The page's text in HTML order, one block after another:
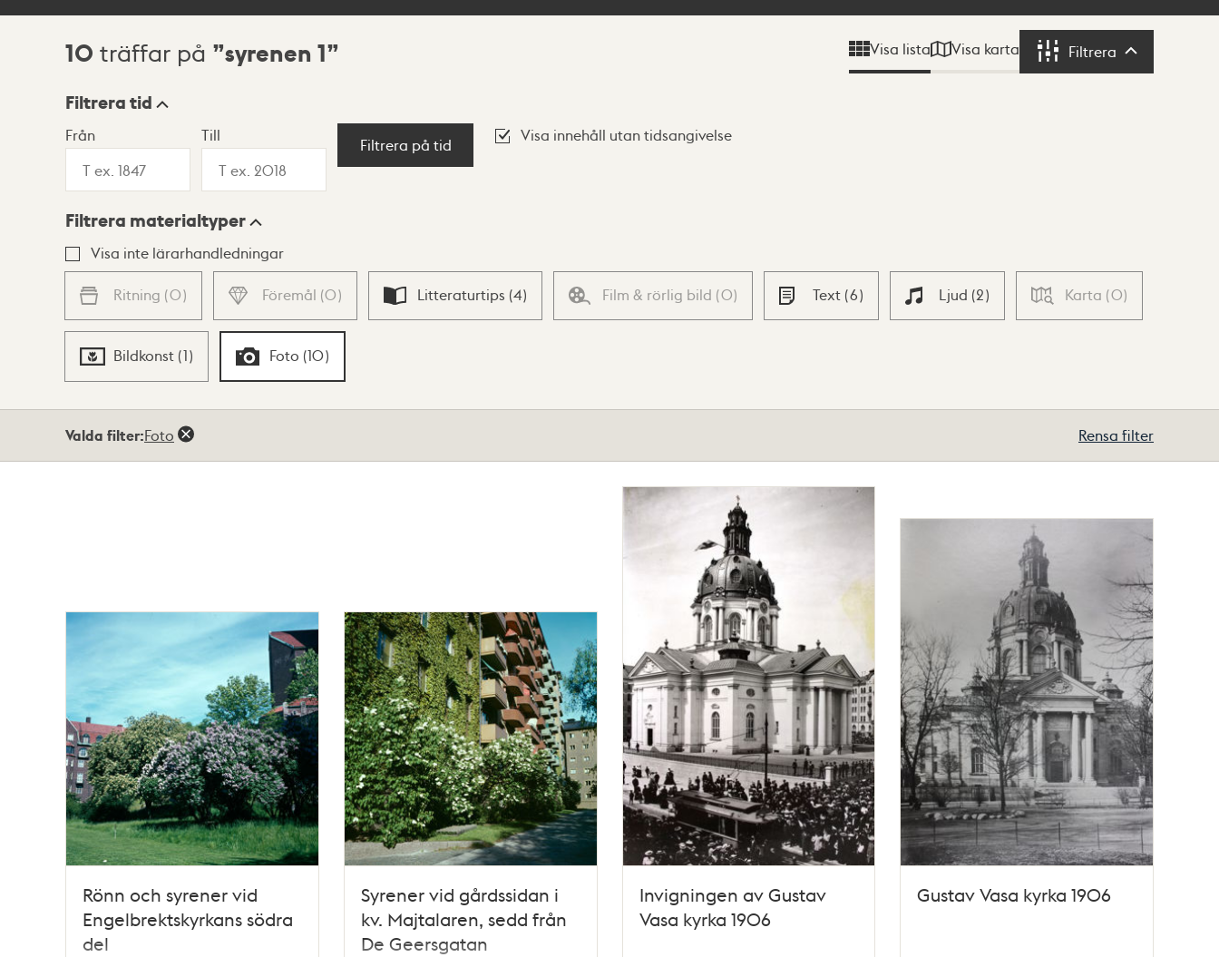
Sökresultat
10 träffar på syrenen 1 Visa lista Visa karta Filtrera Filtrera
Visningsläge
Lista Karta
Filtrera tid
Från Till
Filtrera på tid
Visa innehåll utan tidsangivelse
Filtrera materialtyper
Visa inte lärarhandledningar
Ritning (0) Föremål (0) Litteraturtips (4) Film & rörlig bild (0) Text (6) Ljud (2) Karta (0)
Bildkonst (1) Foto (10)
Valda filter:Foto Rensa filter
Rönn och syrener vid
Engelbrektskyrkans södra
del
Syrener vid gårdssidan i
kv. Majtalaren, sedd från
De Geersgatan
Invigningen av Gustav
Vasa kyrka 1906
Gustav Vasa kyrka 1906